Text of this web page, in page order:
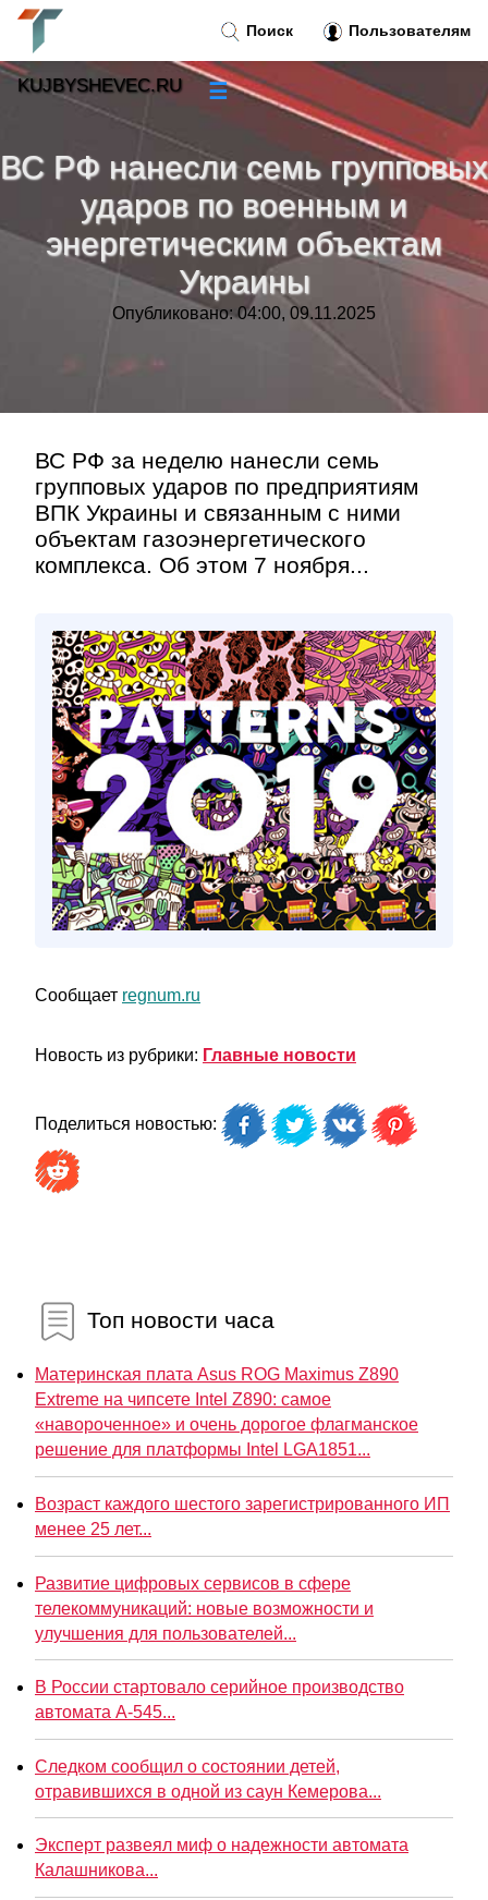
ВС РФ нанесли семь групповых
ударов по военным и
энергетическим объектам
Украины
Опубликовано: 04:00, 09.11.2025
ВС РФ за неделю нанесли семь
групповых ударов по предприятиям
ВПК Украины и связанным с ними
объектам газоэнергетического
комплекса. Об этом 7 ноября...
Сообщает regnum.ru
Новость из рубрики: Главные новости
Поделиться новостью:
Топ новости часа
Материнская плата Asus ROG Maximus Z890
Extreme на чипсете Intel Z890: самое
«навороченное» и очень дорогое флагманское
решение для платформы Intel LGA1851...
Возраст каждого шестого зарегистрированного ИП
менее 25 лет...
Развитие цифровых сервисов в сфере
телекоммуникаций: новые возможности и
улучшения для пользователей...
В России стартовало серийное производство
автомата А-545...
Следком сообщил о состоянии детей,
отравившихся в одной из саун Кемерова...
Эксперт развеял миф о надежности автомата
Калашникова...
Поиск Пользователям
KUJBYSHEVEC.RU ☰
Новости
Тренды новостей»
Рубрики»
»